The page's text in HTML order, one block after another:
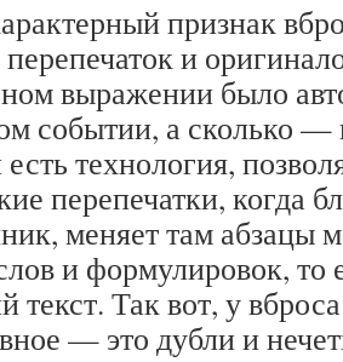
признак
и
выражении было
событии, а сколько —
технология,
перепечатки, когда
меняет там абзацы
и формулировок, то
текст. Так вот, у
— это дубли и